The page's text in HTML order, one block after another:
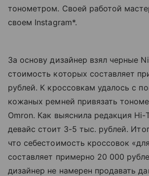
тонометром. Своей работой
своем Instagram*.
За основу дизайнер взял черные
стоимость которых составляет
рублей. К кроссовкам удалось с
кожаных ремней привязать
Omron. Как выяснила редакция Hi-
девайс стоит 3-5 тыс. рублей.
что себестоимость кроссовок
составляет примерно 20 000
дизайнер не намерен продавать